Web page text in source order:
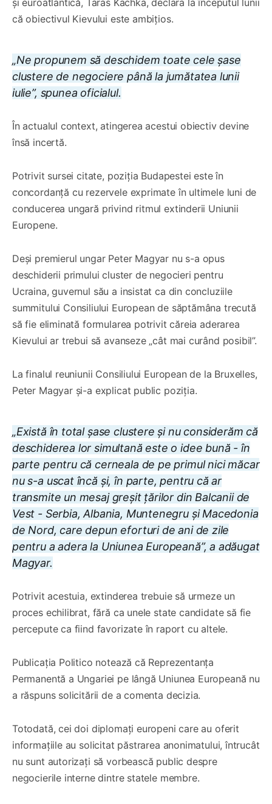
că obiectivul Kievului este ambițios.
„Ne propunem să deschidem toate cele șase
clustere de negociere până la jumătatea lunii
iulie”, spunea oficialul.
În actualul context, atingerea acestui obiectiv devine
însă incertă.
Potrivit sursei citate, poziția Budapestei este în
concordanță cu rezervele exprimate în ultimele luni de
conducerea ungară privind ritmul extinderii Uniunii
Europene.
Deși premierul ungar Peter Magyar nu s-a opus
deschiderii primului cluster de negocieri pentru
Ucraina, guvernul său a insistat ca din concluziile
summitului Consiliului European de săptămâna trecută
să fie eliminată formularea potrivit căreia aderarea
Kievului ar trebui să avanseze „cât mai curând posibil”.
La finalul reuniunii Consiliului European de la Bruxelles,
Peter Magyar și-a explicat public poziția.
„Există în total șase clustere și nu considerăm că
deschiderea lor simultană este o idee bună - în
parte pentru că cerneala de pe primul nici măcar
nu s-a uscat încă și, în parte, pentru că ar
transmite un mesaj greșit țărilor din Balcanii de
Vest - Serbia, Albania, Muntenegru și Macedonia
de Nord, care depun eforturi de ani de zile
pentru a adera la Uniunea Europeană”, a adăugat
Magyar.
Potrivit acestuia, extinderea trebuie să urmeze un
proces echilibrat, fără ca unele state candidate să fie
percepute ca fiind favorizate în raport cu altele.
Publicația Politico notează că Reprezentanța
Permanentă a Ungariei pe lângă Uniunea Europeană nu
a răspuns solicitării de a comenta decizia.
Totodată, cei doi diplomați europeni care au oferit
informațiile au solicitat păstrarea anonimatului, întrucât
nu sunt autorizați să vorbească public despre
negocierile interne dintre statele membre.